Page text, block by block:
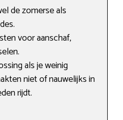
de zomerse als
voor aanschaf,
als je weinig
niet of nauwelijks in
rijdt.